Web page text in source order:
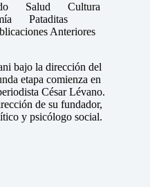
Salud
Cultura
Pataditas
Anteriores
bajo la dirección del
etapa comienza en
César Lévano.
de su fundador,
y psicólogo social.